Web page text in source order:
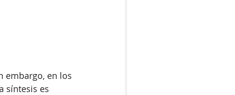
embargo, en los
síntesis es